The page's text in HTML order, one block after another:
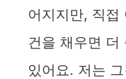
어지지만, 직접
건을 채우면 더
있어요. 저는